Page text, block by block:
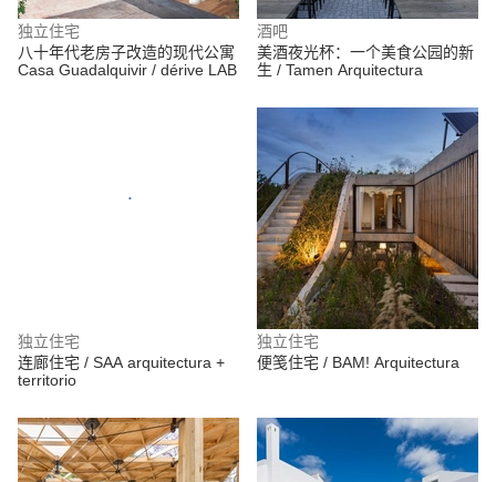
独立住宅
八十年代老房子改造的现代公寓
Casa Guadalquivir / dérive LAB
酒吧
美酒夜光杯：一个美食公园的新
生 / Tamen Arquitectura
独立住宅
连廊住宅 / SAA arquitectura +
territorio
独立住宅
便笺住宅 / BAM! Arquitectura